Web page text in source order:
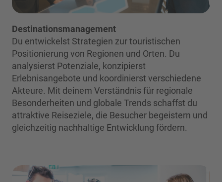
Destinationsmanagement
Du entwickelst Strategien zur touristischen
Positionierung von Regionen und Orten. Du
analysierst Potenziale, konzipierst
Erlebnisangebote und koordinierst verschiedene
Akteure. Mit deinem Verständnis für regionale
Besonderheiten und globale Trends schaffst du
attraktive Reiseziele, die Besucher begeistern und
gleichzeitig nachhaltige Entwicklung fördern.